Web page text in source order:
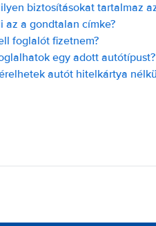
biztosításokat tartalmaz
az a gondtalan címke?
foglalót fizetnem?
egy adott autótípust?
autót hitelkártya